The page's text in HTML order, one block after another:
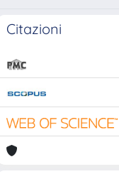
Citazioni